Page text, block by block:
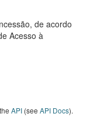
de acordo
Acesso à
API (see API Docs).